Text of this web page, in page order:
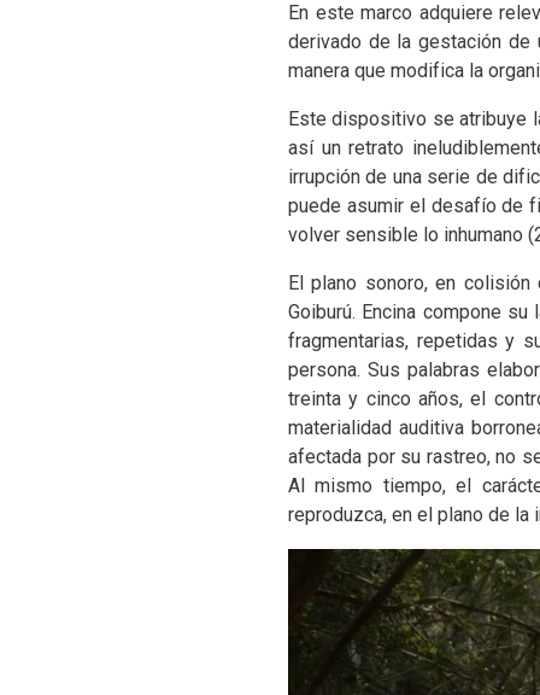
En este marco adquiere
derivado de la gestación
manera que modifica la
Este dispositivo se atribuye
así un retrato
irrupción de una serie de
puede asumir el desafío de
volver sensible lo inhumano
El plano sonoro, en
Goiburú. Encina compone
fragmentarias, repetidas y
persona. Sus palabras
treinta y cinco años, el
materialidad auditiva
afectada por su rastreo, no
Al mismo tiempo, el
reproduzca, en el plano de